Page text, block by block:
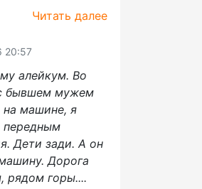
Читать далее
20:57
алейкум. Во
бывшем мужем
на машине, я
передным
Дети зади. А он
Дорога
рядом горы....